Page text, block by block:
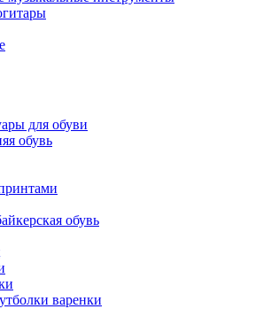
для обуви
обувь
обувь
варенки